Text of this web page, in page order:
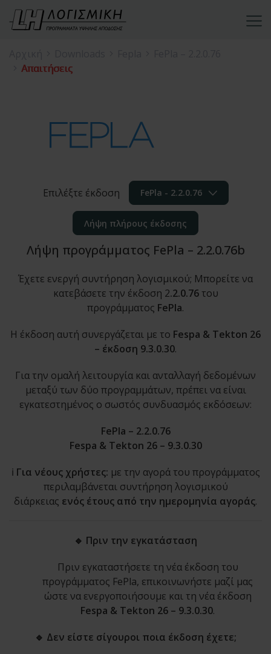
Απαιτήσεις
Επιλέξτε έκδοση FePla - 2.2.0.76
Λήψη πλήρους έκδοσης
Λήψη προγράμματος FePla – 2.2.0.76b
Έχετε ενεργή συντήρηση λογισμικού; Μπορείτε να
κατεβάσετε την έκδοση 2.2.0.76του
προγράμματος FePla.
Η έκδοση αυτή συνεργάζεται με το Fespa & Tekton 26
– έκδοση 9.3.0.30.
Για την ομαλή λειτουργία και ανταλλαγή δεδομένων
μεταξύ των δύο προγραμμάτων, πρέπει να είναι
εγκατεστημένος ο σωστός συνδυασμός εκδόσεων:
FePla – 2.2.0.76
Fespa & Tekton 26 – 9.3.0.30
ℹ️ Για νέους χρήστες: με την αγορά του προγράμματος
περιλαμβάνεται συντήρηση λογισμικού
διάρκειας ενός έτους από την ημερομηνία αγοράς.
🔹 Πριν την εγκατάσταση
Πριν εγκαταστήσετε τη νέα έκδοση του
προγράμματος FePla, επικοινωνήστε μαζί μας
ώστε να ενεργοποιήσουμε και τη νέα έκδοση
Fespa & Tekton 26 – 9.3.0.30.
🔹 Δεν είστε σίγουροι ποια έκδοση έχετε;